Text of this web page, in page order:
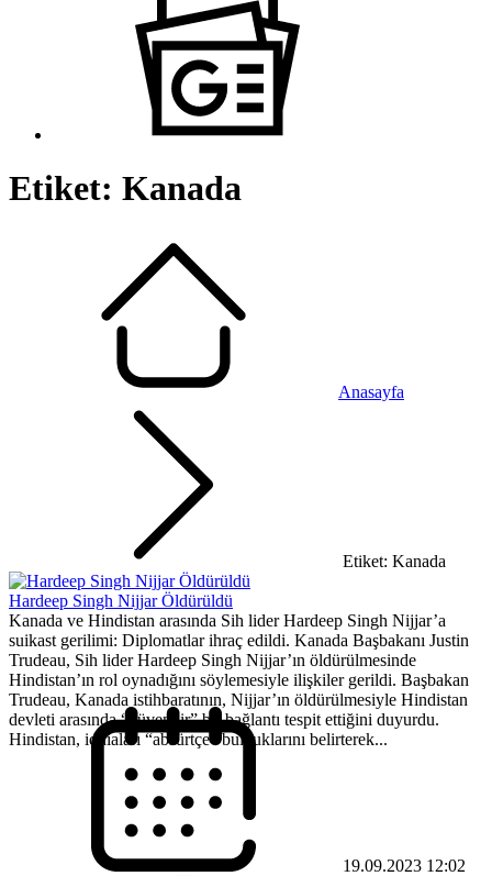
Etiket: Kanada
Anasayfa
Etiket: Kanada
Hardeep Singh Nijjar Öldürüldü
Kanada ve Hindistan arasında Sih lider Hardeep Singh Nijjar’a
suikast gerilimi: Diplomatlar ihraç edildi. Kanada Başbakanı Justin
Trudeau, Sih lider Hardeep Singh Nijjar’ın öldürülmesinde
Hindistan’ın rol oynadığını söylemesiyle ilişkiler gerildi. Başbakan
Trudeau, Kanada istihbaratının, Nijjar’ın öldürülmesiyle Hindistan
devleti arasında “güvenilir” bir bağlantı tespit ettiğini duyurdu.
Hindistan, iddiaları “absürtçe” bulduklarını belirterek...
19.09.2023 12:02